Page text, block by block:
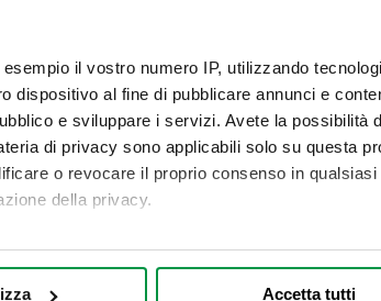
il vostro numero IP, utilizzando
dispositivo al fine di pubblicare annunci e
e sviluppare i servizi. Avete la possibilità
di privacy sono applicabili solo su questa
o revocare il proprio consenso in qualsiasi
della privacy.
Accetta tutti